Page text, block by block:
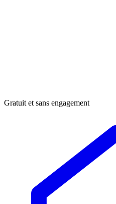
Gratuit et sans engagement